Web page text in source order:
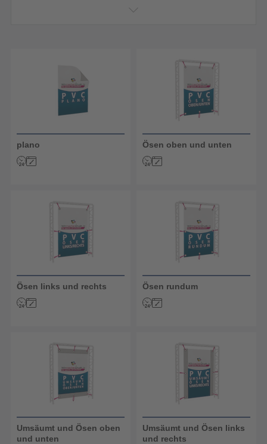
plano Ösen oben und unten
Ösen links und rechts Ösen rundum
Umsäumt und Ösen oben
und unten
Umsäumt und Ösen links
und rechts